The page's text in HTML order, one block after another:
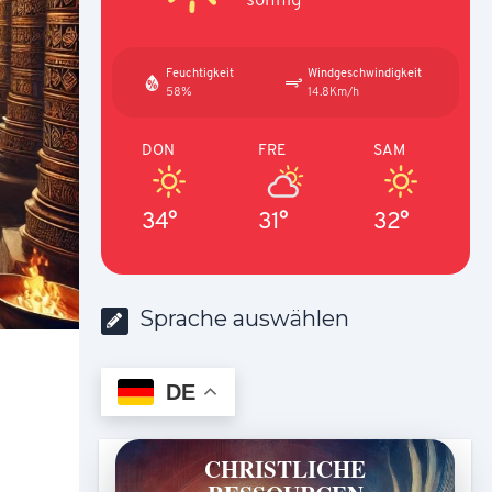
Feuchtigkeit
58%
Windgeschwindigkeit
14.8Km/h
DON
34°
FRE
31°
SAM
32°
Sprache auswählen
DE
CHRISTLICHE